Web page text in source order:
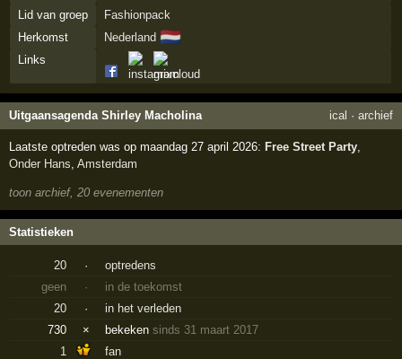
Lid van groep
Fashionpack
Herkomst
Nederland 🇳🇱
Links
Uitgaansagenda Shirley Macholina ical · archief
Laatste optreden was op maandag 27 april 2026: Free Street Party
Onder Hans ,Amsterdam
toon archief, 20 evenementen
Statistieken
20 ·
optredens
geen
·
in de toekomst
20
·
in het verleden
730
× bekekensinds 31 maart 2017
1
fan